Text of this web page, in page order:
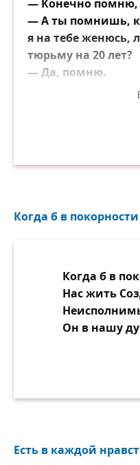
— Конечно помню,
— А ты помнишь,
я на тебе женюсь,
тюрьму на 20 лет?
— Да, помню.
Муж, снова
Когда б в
Когда б в
Нас жить
Он в нашу
Есть в каждой